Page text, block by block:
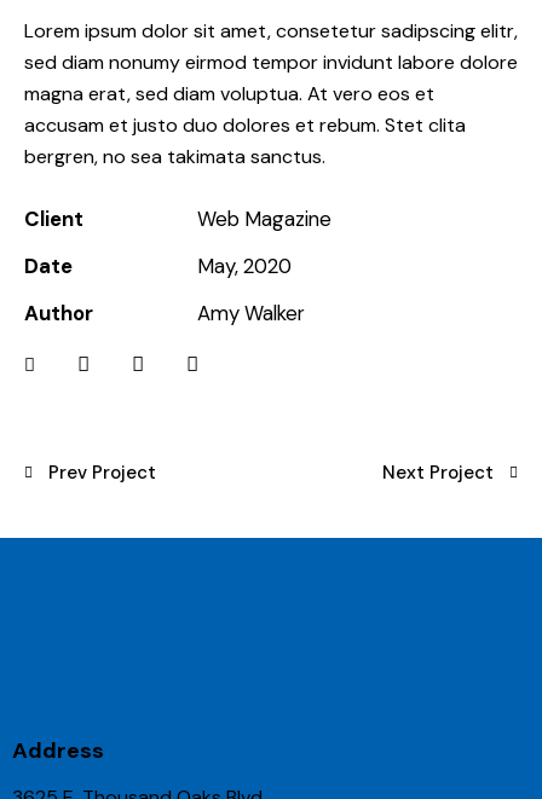
Lorem ipsum dolor sit amet, consetetur sadipscing elitr,
sed diam nonumy eirmod tempor invidunt labore dolore
magna erat, sed diam voluptua. At vero eos et
accusam et justo duo dolores et rebum. Stet clita
bergren, no sea takimata sanctus.
Client
Web Magazine
Date
May, 2020
Author
Amy Walker
Prev Project Next Project
Address